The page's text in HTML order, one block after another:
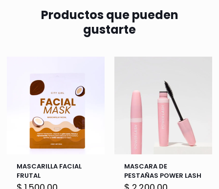
Productos que pueden
gustarte
MASCARILLA FACIAL
FRUTAL
MASCARA DE
PESTAÑAS POWER LASH